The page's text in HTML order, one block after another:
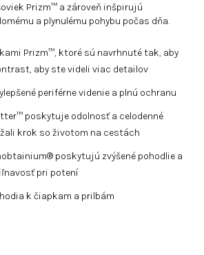
Prizm™ a zároveň inšpirujú
a plynulému pohybu počas dňa.
Prizm™, ktoré sú navrhnuté tak, aby
aby ste videli viac detailov
periférne videnie a plnú ochranu
poskytuje odolnosť a celodenné
krok so životom na cestách
poskytujú zvýšené pohodlie a
pri potení
k čiapkam a prilbám